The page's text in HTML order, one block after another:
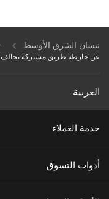
نيسان الشرق الأوسط
عن خارطة طريق مشتركة تحالف 2030
العربية
G
E
خدمة العملاء
G
أدوات التسوق